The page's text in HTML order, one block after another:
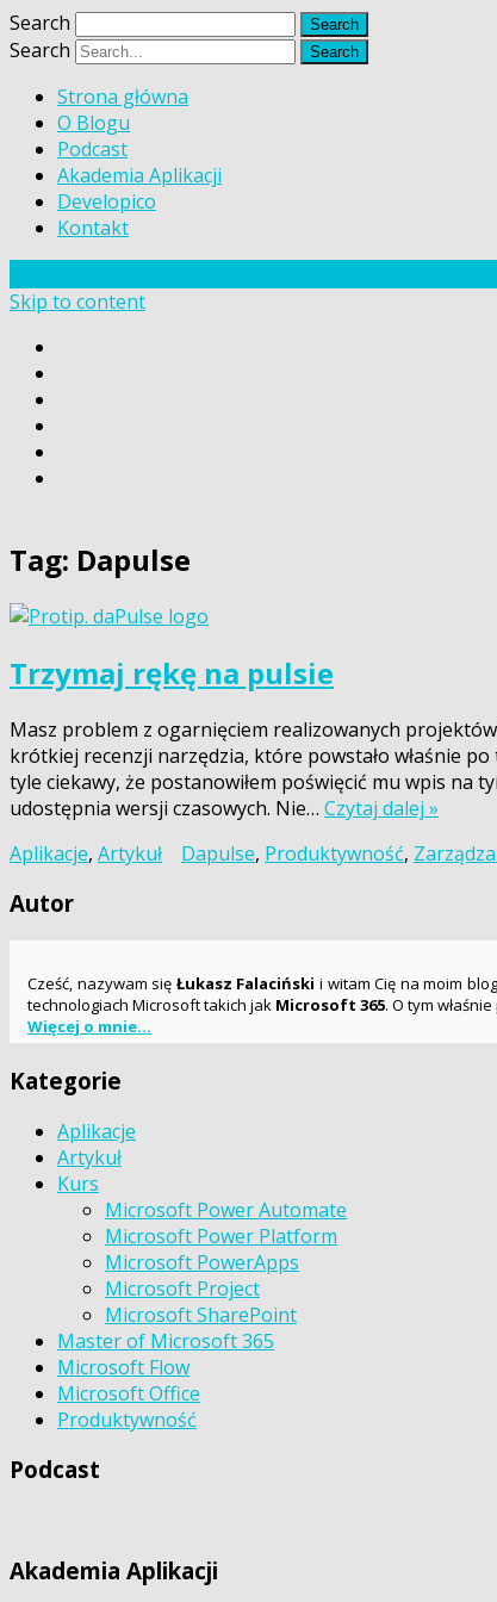
Search
Search
Strona główna
O Blogu
Podcast
Akademia Aplikacji
Developico
Kontakt
Skip to content
Tag: Dapulse
Trzymaj rękę na pulsie
Masz problem z ogarnięciem realizowanych
krótkiej recenzji narzędzia, które powstało właśnie
tyle ciekawy, że postanowiłem poświęcić mu wpis na
udostępnia wersji czasowych. Nie… Czytaj dalej »
Aplikacje, Artykuł Dapulse, Produktywność,
Autor
Cześć, nazywam się Łukasz Falaciński i witam Cię na moim
technologiach Microsoft takich jak Microsoft 365. O tym
Więcej o mnie...
Kategorie
Aplikacje
Artykuł
Kurs
Microsoft Power Automate
Microsoft Power Platform
Microsoft PowerApps
Microsoft Project
Microsoft SharePoint
Master of Microsoft 365
Microsoft Flow
Microsoft Office
Produktywność
Podcast
Akademia Aplikacji